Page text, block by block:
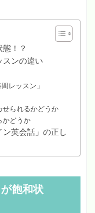
態！？
スンの違い
レッスン」
られるかどうか
かどうか
英会話」の正し
飽和状